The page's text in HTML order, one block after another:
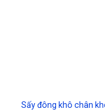
Sấy đông khô chân